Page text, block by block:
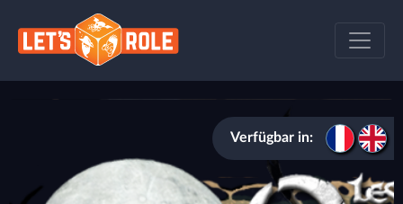
Verfügbar in: